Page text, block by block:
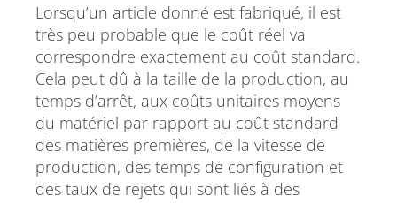
Lorsqu’un article donné est fabriqué, il est
très peu probable que le coût réel va
correspondre exactement au coût standard.
Cela peut dû à la taille de la production, au
temps d’arrêt, aux coûts unitaires moyens
du matériel par rapport au coût standard
des matières premières, de la vitesse de
production, des temps de configuration et
des taux de rejets qui sont liés à des